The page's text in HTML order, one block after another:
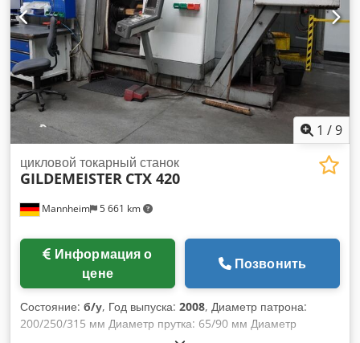
1 /9
Mannheim 5 661 km
цикловой токарный станок
GILDEMEISTER CTX 420
цене
Позвонить
Состояние: б/у, Год выпуска: 2008, Диаметр патрона:
200/250/315 мм Диаметр прутка: 65/90 мм Диаметр